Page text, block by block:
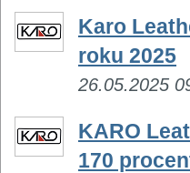
Karo
roku 2025
26.05.2025
KARO
170